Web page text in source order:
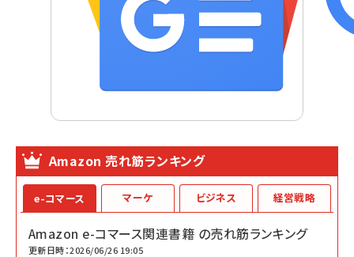
Amazon 売れ筋ランキング
e-コマース
Amazon e-コマース関連書籍 の売れ筋ランキング
更新日時：2026/06/26 19:05
マーケ ビジネス 経営戦略